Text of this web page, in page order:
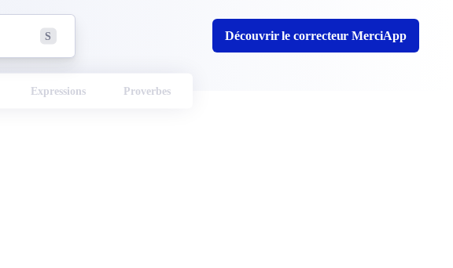
S Découvrir le correcteur MerciApp
Expressions Proverbes